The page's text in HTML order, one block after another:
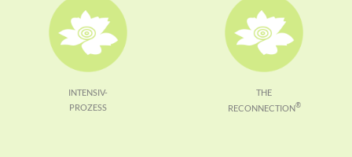
INTENSIV-
PROZESS
THE
RECONNECTION®